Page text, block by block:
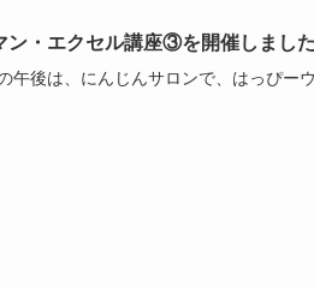
ン・エクセル講座③を開催しました
午後は、にんじんサロンで、はっぴー